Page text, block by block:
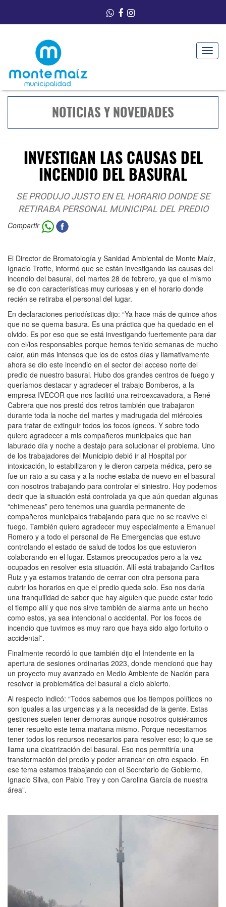
Toggle
NOTICIAS Y NOVEDADES
INVESTIGAN LAS CAUSAS DEL
INCENDIO DEL BASURAL
SE PRODUJO JUSTO EN EL HORARIO DONDE SE
RETIRABA PERSONAL MUNICIPAL DEL PREDIO
Compartir
El Director de Bromatología y Sanidad Ambiental de Monte Maíz,
Ignacio Trotte, informó que se están investigando las causas del
incendio del basural, del martes 28 de febrero, ya que el mismo
se dio con características muy curiosas y en el horario donde
recién se retiraba el personal del lugar.
En declaraciones periodísticas dijo: “Ya hace más de quince años
que no se quema basura. Es una práctica que ha quedado en el
olvido. Es por eso que se está investigando fuertemente para dar
con el/los responsables porque hemos tenido semanas de mucho
calor, aún más intensos que los de estos días y llamativamente
ahora se dio este incendio en el sector del acceso norte del
predio de nuestro basural. Hubo dos grandes centros de fuego y
queríamos destacar y agradecer el trabajo Bomberos, a la
empresa IVECOR que nos facilitó una retroexcavadora, a René
Cabrera que nos prestó dos retros también que trabajaron
durante toda la noche del martes y madrugada del miércoles
para tratar de extinguir todos los focos ígneos. Y sobre todo
quiero agradecer a mis compañeros municipales que han
laburado día y noche a destajo para solucionar el problema. Uno
de los trabajadores del Municipio debió ir al Hospital por
intoxicación, lo estabilizaron y le dieron carpeta médica, pero se
fue un rato a su casa y a la noche estaba de nuevo en el basural
con nosotros trabajando para controlar el siniestro. Hoy podemos
decir que la situación está controlada ya que aún quedan algunas
“chimeneas” pero tenemos una guardia permanente de
compañeros municipales trabajando para que no se reavive el
fuego. También quiero agradecer muy especialmente a Emanuel
Romero y a todo el personal de Re Emergencias que estuvo
controlando el estado de salud de todos los que estuvieron
colaborando en el lugar. Estamos preocupados pero a la vez
ocupados en resolver esta situación. Allí está trabajando Carlitos
Ruiz y ya estamos tratando de cerrar con otra persona para
cubrir los horarios en que el predio queda solo. Eso nos daría
una tranquilidad de saber que hay alguien que puede estar todo
el tiempo allí y que nos sirve también de alarma ante un hecho
como estos, ya sea intencional o accidental. Por los focos de
incendio que tuvimos es muy raro que haya sido algo fortuito o
accidental”.
Finalmente recordó lo que también dijo el Intendente en la
apertura de sesiones ordinarias 2023, donde mencionó que hay
un proyecto muy avanzado en Medio Ambiente de Nación para
resolver la problemática del basural a cielo abierto.
Al respecto indicó: “Todos sabemos que los tiempos políticos no
son iguales a las urgencias y a la necesidad de la gente. Estas
gestiones suelen tener demoras aunque nosotros quisiéramos
tener resuelto este tema mañana mismo. Porque necesitamos
tener todos los recursos necesarios para resolver eso; lo que se
llama una cicatrización del basural. Eso nos permitiría una
transformación del predio y poder arrancar en otro espacio. En
ese tema estamos trabajando con el Secretario de Gobierno,
Ignacio Silva, con Pablo Trey y con Carolina García de nuestra
área”.